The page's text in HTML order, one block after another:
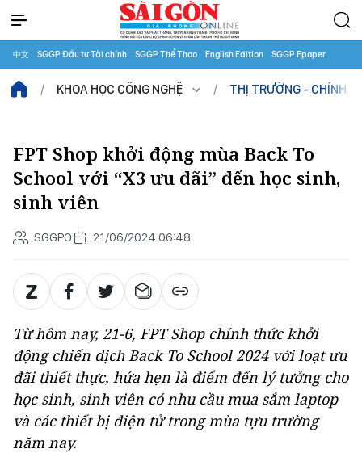
中文 SGGP Đầu tư Tài chính SGGP Thể Thao English Edition SGGP Epaper
KHOA HỌC CÔNG NGHỆ THỊ TRƯỜNG - CHÍNH
FPT Shop khởi động mùa Back To
School với “X3 ưu đãi” đến học sinh,
sinh viên
SGGPO 21/06/2024 06:48
Từ hôm nay, 21-6, FPT Shop chính thức khởi
động chiến dịch Back To School 2024 với loạt ưu
đãi thiết thực, hứa hẹn là điểm đến lý tưởng cho
học sinh, sinh viên có nhu cầu mua sắm laptop
và các thiết bị điện tử trong mùa tựu trường
năm nay.